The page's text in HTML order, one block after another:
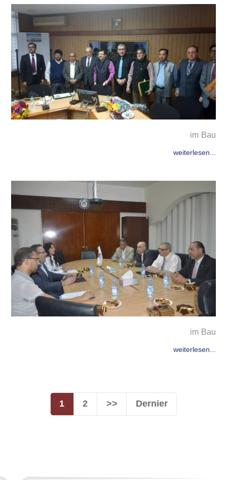
im Bau
weiterlesen...
im Bau
weiterlesen...
1 2 >> Dernier